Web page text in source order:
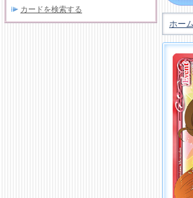
カードを検索する
ホーム